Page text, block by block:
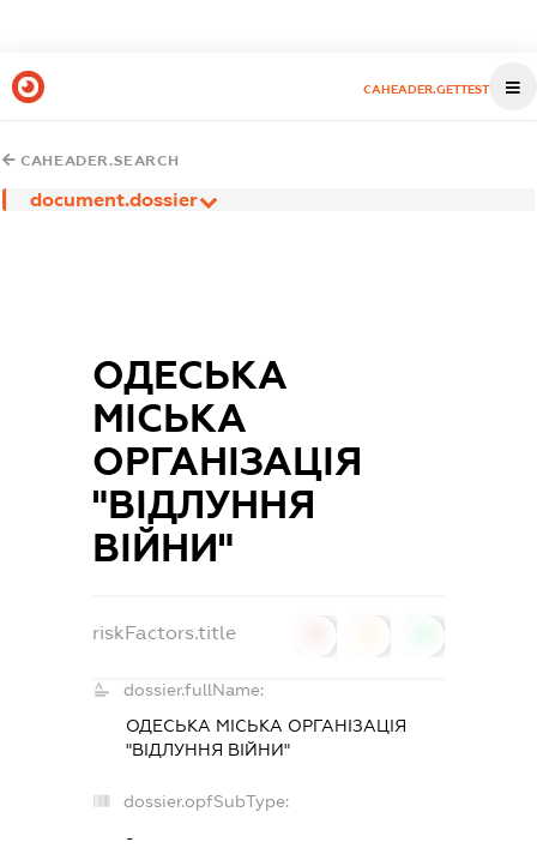
CAHEADER.GETTEST
CAHEADER.SEARCH
document.dossier
ОДЕСЬКА
МІСЬКА
ОРГАНІЗАЦІЯ
"ВІДЛУННЯ
ВІЙНИ"
riskFactors.title
dossier.fullName:
ОДЕСЬКА МІСЬКА ОРГАНІЗАЦІЯ
"ВІДЛУННЯ ВІЙНИ"
dossier.opfSubType:
-